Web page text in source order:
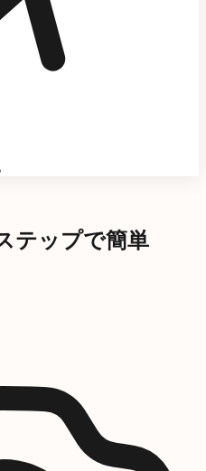
テップで簡単